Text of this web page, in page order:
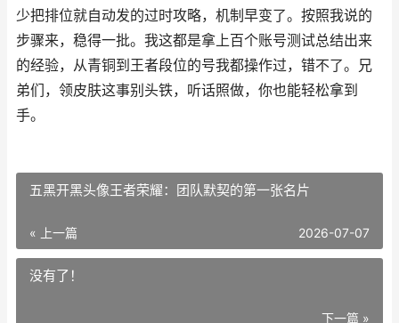
少把排位就自动发的过时攻略，机制早变了。按照我说的
步骤来，稳得一批。我这都是拿上百个账号测试总结出来
的经验，从青铜到王者段位的号我都操作过，错不了。兄
弟们，领皮肤这事别头铁，听话照做，你也能轻松拿到
手。
五黑开黑头像王者荣耀：团队默契的第一张名片
« 上一篇 2026-07-07
没有了！
下一篇 »